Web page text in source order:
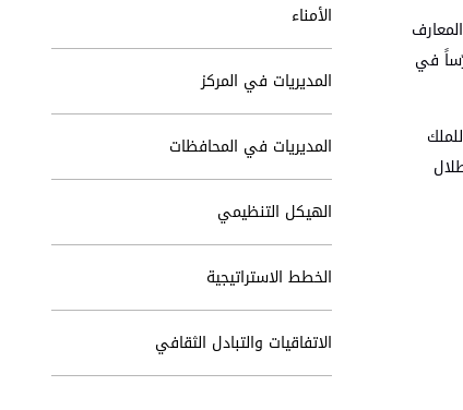
روضة المعارف
يبثّها في طلاّبه، فالتجأ إلى عمّان عام 1925 وعمل مدرّساً في
نديماً للملك
طلال
الأمناء
المديريات في المركز
المديريات في المحافظات
الهيكل التنظيمي
الخطط الاستراتيجية
الاتفاقيات والتبادل الثقافي